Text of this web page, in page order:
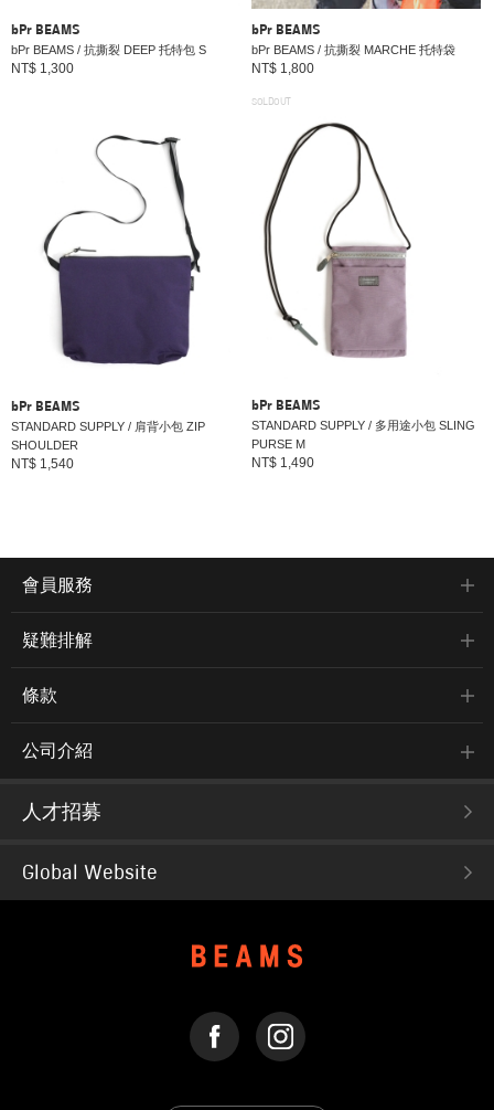
bPr BEAMS
bPr BEAMS / 抗撕裂 DEEP 托特包 S
NT$ 1,300
bPr BEAMS
bPr BEAMS / 抗撕裂 MARCHE 托特袋
NT$ 1,800
bPr BEAMS
STANDARD SUPPLY / 肩背小包 ZIP
SHOULDER
NT$ 1,540
SOLDOUT
bPr BEAMS
STANDARD SUPPLY / 多用途小包 SLING
PURSE M
NT$ 1,490
會員服務
疑難排解
條款
公司介紹
人才招募
Global Website